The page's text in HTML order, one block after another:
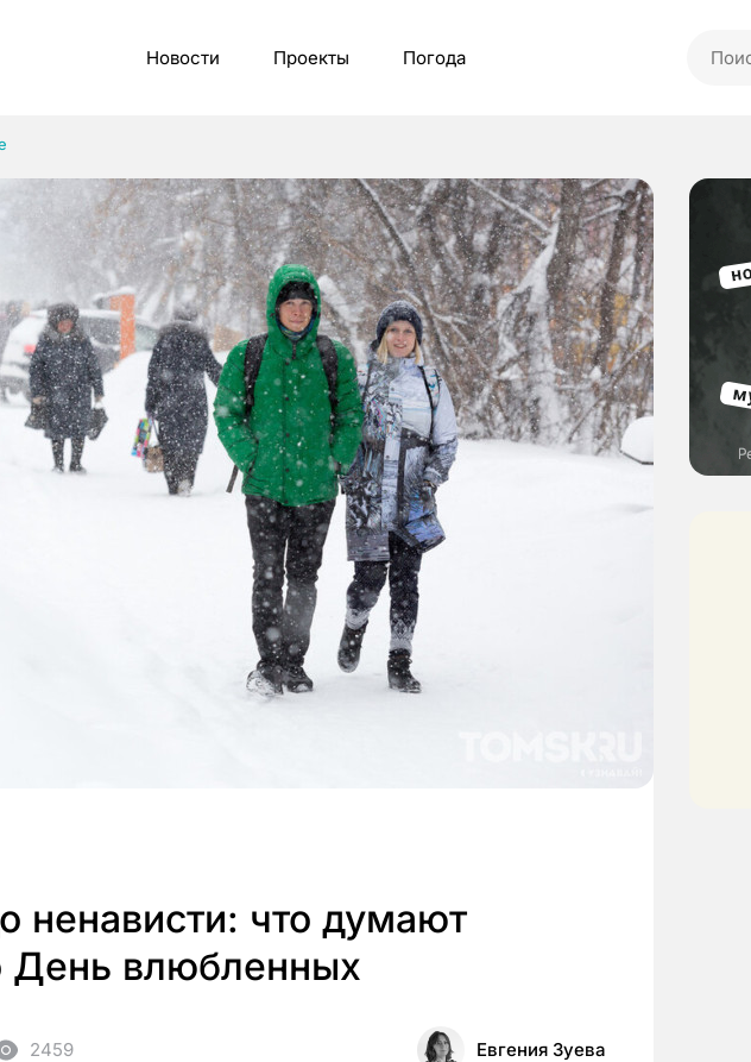
Новости Проекты Погода
ненависти: что думают
День влюбленных
2459 Евгения Зуева